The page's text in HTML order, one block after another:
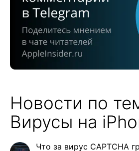
Новости по
Вирусы на
Что за вирус CAPTCHA